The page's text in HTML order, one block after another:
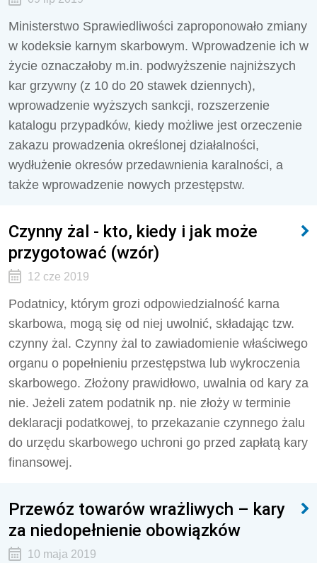
Ministerstwo Sprawiedliwości zaproponowało zmiany
w kodeksie karnym skarbowym. Wprowadzenie ich w
życie oznaczałoby m.in. podwyższenie najniższych
kar grzywny (z 10 do 20 stawek dziennych),
wprowadzenie wyższych sankcji, rozszerzenie
katalogu przypadków, kiedy możliwe jest orzeczenie
zakazu prowadzenia określonej działalności,
wydłużenie okresów przedawnienia karalności, a
także wprowadzenie nowych przestępstw.
Czynny żal - kto, kiedy i jak może
przygotować (wzór)
12 cze 2019
Podatnicy, którym grozi odpowiedzialność karna
skarbowa, mogą się od niej uwolnić, składając tzw.
czynny żal. Czynny żal to zawiadomienie właściwego
organu o popełnieniu przestępstwa lub wykroczenia
skarbowego. Złożony prawidłowo, uwalnia od kary za
nie. Jeżeli zatem podatnik np. nie złoży w terminie
deklaracji podatkowej, to przekazanie czynnego żalu
do urzędu skarbowego uchroni go przed zapłatą kary
finansowej.
Przewóz towarów wrażliwych – kary
za niedopełnienie obowiązków
10 maja 2019